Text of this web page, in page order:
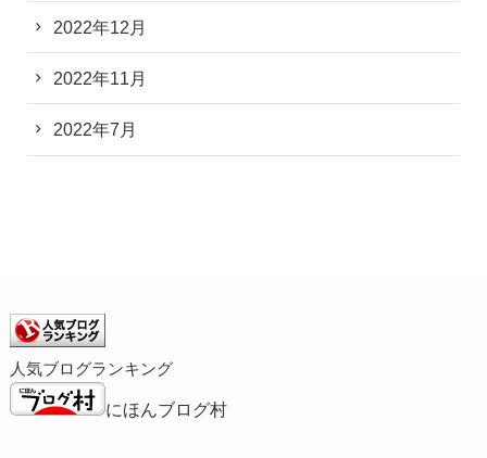
2022年12月
2022年11月
2022年7月
人気ブログランキング
にほんブログ村